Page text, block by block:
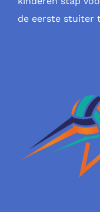
de eerste stuiter